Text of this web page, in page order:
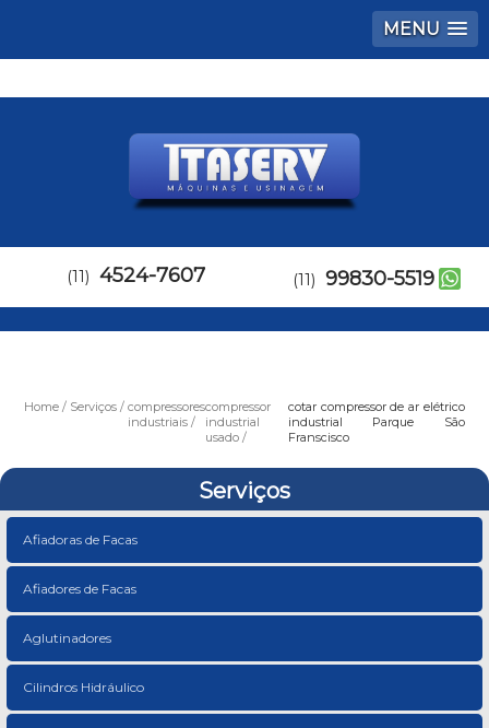
MENU
(11) 4524-7607 (11) 99830-5519
Home Serviços
compressores
industriais
compressor
industrial
usado
cotar compressor de ar elétrico
industrial Parque São
Franscisco
Serviços
Afiadoras de Facas
Afiadores de Facas
Aglutinadores
Cilindros Hidráulico